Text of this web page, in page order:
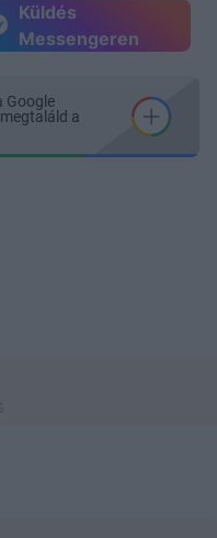
Küldés
Messengeren
Google
a